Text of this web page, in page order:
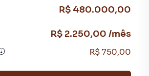
R$ 480.000,00
R$ 2.250,00 /mês
R$ 750,00